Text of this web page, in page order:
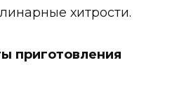
хитрости.
приготовления